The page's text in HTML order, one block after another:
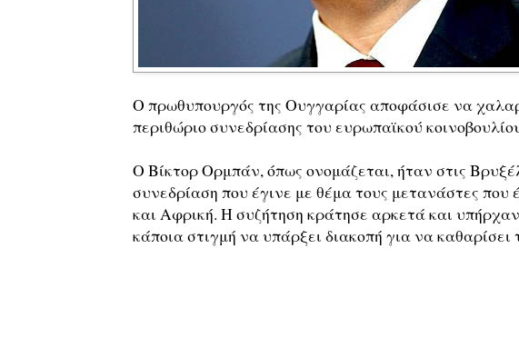
Ο πρωθυπουργός της Ουγγαρίας αποφάσισε να
περιθώριο συνεδρίασης του ευρωπαϊκού
Ο Βίκτορ Ορμπάν, όπως ονομάζεται, ήταν στις
συνεδρίαση που έγινε με θέμα τους μετανάστες
και Αφρική. Η συζήτηση κράτησε αρκετά και
κάποια στιγμή να υπάρξει διακοπή για να καθαρίσει